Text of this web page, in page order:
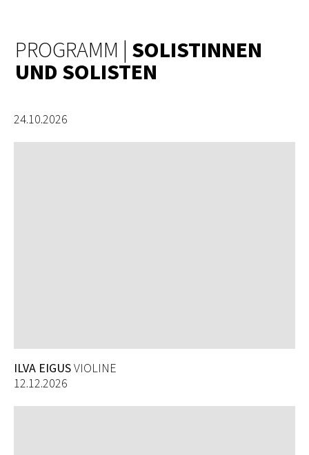
PROGRAMM |SOLISTINNEN
UND SOLISTEN
24.10.2026
ILVA EIGUSVIOLINE
12.12.2026